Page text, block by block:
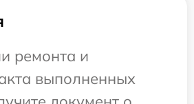
ремонта и
выполненных